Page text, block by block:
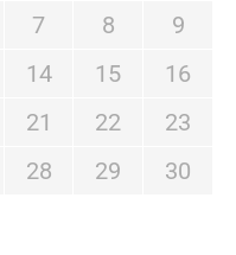
7 8
9
14 15
16
21 22
23
28 29
30